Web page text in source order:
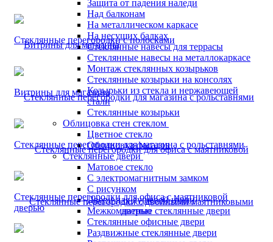
Защита от падения наледи
Над балконам
На металлическом каркасе
На несущих балках
Стеклянные навесы для террасы
Стеклянные навесы на металлокаркасе
Монтаж стеклянных козырьков
Стеклянные козырьки на консолях
Козырьки из стекла и нержавеющей
стали
Стеклянные козырьки
Облицовка стен стеклом
Цветное стекло
Облицовка фасадов
Стеклянные двери
Матовое стекло
С электромагнитным замком
С рисунком
Двери для душевой ниши
Межкомнатные стеклянные двери
Стеклянные офисные двери
Раздвижные стеклянные двери
Стеклянные перегородки с полосками
Витрины для магазина
Стеклянные перегородки для магазина с рольставнями
Стеклянные перегородки для офиса с маятниковой
дверью